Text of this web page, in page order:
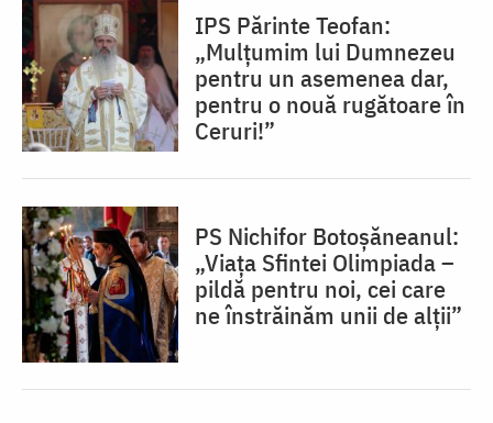
IPS Părinte Teofan:
„Mulțumim lui Dumnezeu
pentru un asemenea dar,
pentru o nouă rugătoare în
Ceruri!”
PS Nichifor Botoșăneanul:
„Viața Sfintei Olimpiada –
pildă pentru noi, cei care
ne înstrăinăm unii de alții”